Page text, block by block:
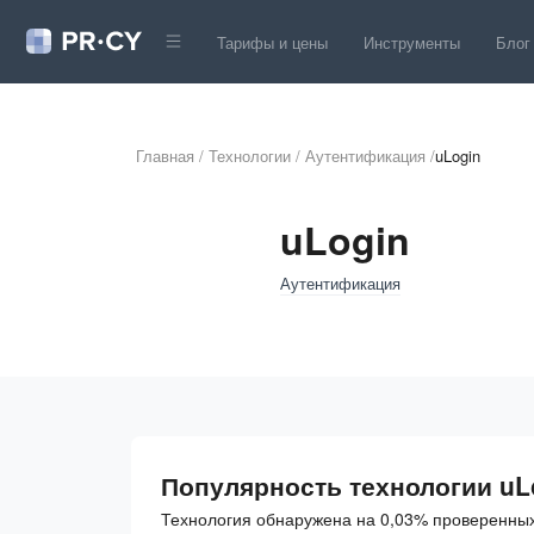
Тарифы и цены Инструменты Блог
Главная / Технологии / Аутентификация /uLogin
uLogin
Аутентификация
Популярность технологии
Технология обнаружена на 0,03%